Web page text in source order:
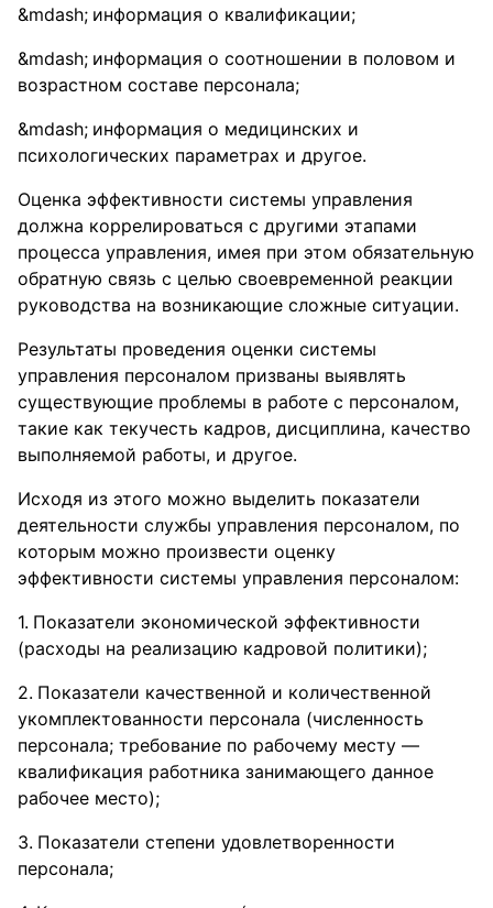
информация о квалификации;
информация о соотношении в половом и
возрастном составе персонала;
информация о медицинских и
психологических параметрах и другое.
Оценка эффективности системы управления
должна коррелироваться с другими этапами
процесса управления, имея при этом обязательную
обратную связь с целью своевременной реакции
руководства на возникающие сложные ситуации.
Результаты проведения оценки системы
управления персоналом призваны выявлять
существующие проблемы в работе с персоналом,
такие как текучесть кадров, дисциплина, качество
выполняемой работы, и другое.
Исходя из этого можно выделить показатели
деятельности службы управления персоналом, по
которым можно произвести оценку
эффективности системы управления персоналом:
Показатели экономической эффективности
(расходы на реализацию кадровой политики);
Показатели качественной и количественной
укомплектованности персонала (численность
персонала; требование по рабочему месту —
квалификация работника занимающего данное
рабочее место);
Показатели степени удовлетворенности
персонала;